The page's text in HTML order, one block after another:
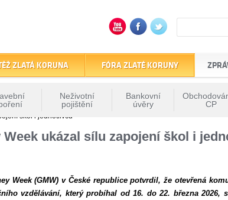
ZLATÁ KORUNA FÓRA ZLATÉ KORUNY
Neživotní
pojištění
Bankovní
úvěry
CP
škol i jednotlivců
ukázal sílu zapojení škol i
Week (GMW) v České republice potvrdil, že otevřená
vzdělávání, který probíhal od 16. do 22. března 2026,